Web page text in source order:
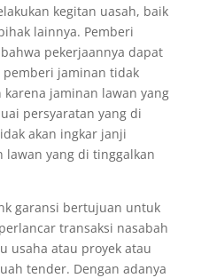
kegitan uasah, baik
lainnya. Pemberi
pekerjaannya dapat
pemberi jaminan tidak
jaminan lawan yang
persyaratan yang di
akan ingkar janji
yang di tinggalkan
garansi bertujuan untuk
transaksi nasabah
usaha atau proyek atau
tender. Dengan adanya